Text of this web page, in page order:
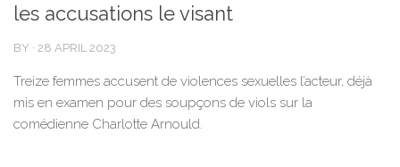
les accusations le visant
BY · 28 APRIL 2023
Treize femmes accusent de violences sexuelles l’acteur, déjà
mis en examen pour des soupçons de viols sur la
comédienne Charlotte Arnould.